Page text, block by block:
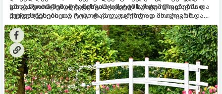
და განვითარებული ფესვთა სისტემა, რათა ნიადაგის
ქვედა ფენებიდან ტენი დამოუკიდებლად მოიპოვონ.
ხმობა დაიწყონ ან ზამთრის ყინვებს სუსტი ორგანიზმით
შეხვდნენ.
გთავაზობთ მებაღეების გამოცდილ საიდუმლოებებსა და
ოქროს წესებს, თუ როგორ გადავარჩინოთ ახალგაზრდა
ხეები ზაფხულის სიცხეში: